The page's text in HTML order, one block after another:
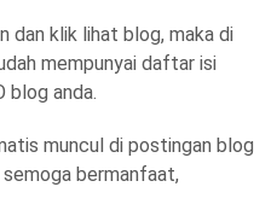
dan klik lihat blog, maka di
mempunyai daftar isi
blog anda.
muncul di postingan blog
bermanfaat,